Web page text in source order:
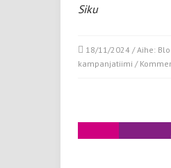
Siku
18/11/2024 / Aihe:
kampanjatiimi /
08